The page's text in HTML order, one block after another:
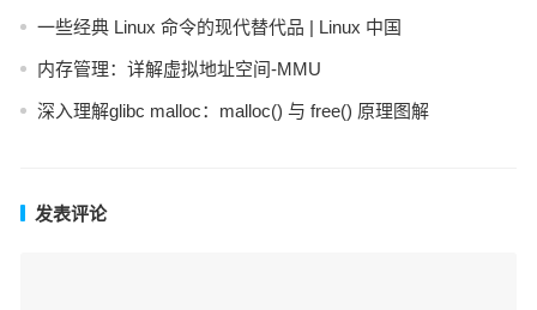
一些经典 Linux 命令的现代替代品 | Linux 中国
内存管理：详解虚拟地址空间-MMU
深入理解glibc malloc：malloc() 与 free() 原理图解
发表评论